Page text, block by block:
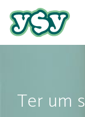
Ter um